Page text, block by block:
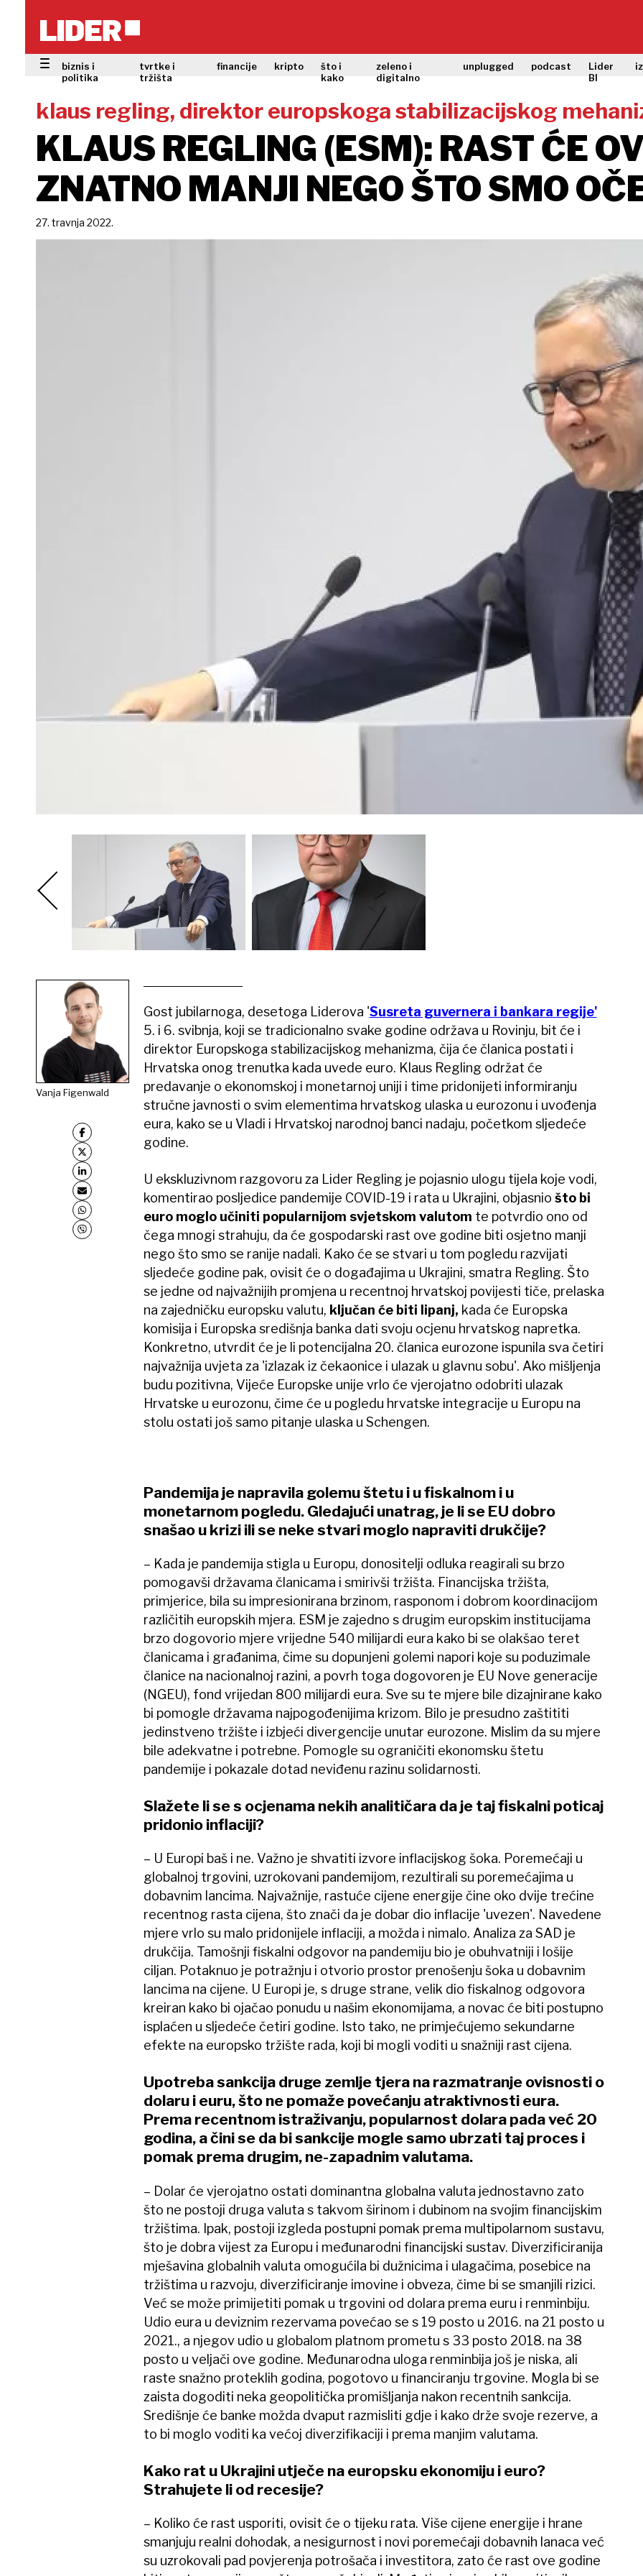
biznis i
politika
tvrtke i
tržišta
financije kripto
što i
kako
zeleno i
digitalno
unplugged podcast
Lider
BI
klaus regling, direktor europskoga stabilizacijskog
KLAUS REGLING (ESM): RAST ĆE
ZNATNO MANJI NEGO ŠTO SMO
27. travnja 2022.
Vanja Figenwald
Gost jubilarnoga, desetoga Liderova 'Susreta guvernera i bankara regije'
5. i 6. svibnja, koji se tradicionalno svake godine održava u Rovinju, bit će i
direktor Europskoga stabilizacijskog mehanizma, čija će članica postati i
Hrvatska onog trenutka kada uvede euro. Klaus Regling održat će
predavanje o ekonomskoj i monetarnoj uniji i time pridonijeti informiranju
stručne javnosti o svim elementima hrvatskog ulaska u eurozonu i uvođenja
eura, kako se u Vladi i Hrvatskoj narodnoj banci nadaju, početkom sljedeće
godine.
U ekskluzivnom razgovoru za Lider Regling je pojasnio ulogu tijela koje vodi,
komentirao posljedice pandemije COVID-19 i rata u Ukrajini, objasnio što bi
euro moglo učiniti popularnijom svjetskom valutom te potvrdio ono od
čega mnogi strahuju, da će gospodarski rast ove godine biti osjetno manji
nego što smo se ranije nadali. Kako će se stvari u tom pogledu razvijati
sljedeće godine pak, ovisit će o događajima u Ukrajini, smatra Regling. Što
se jedne od najvažnijih promjena u recentnoj hrvatskoj povijesti tiče, prelaska
na zajedničku europsku valutu, ključan će biti lipanj, kada će Europska
komisija i Europska središnja banka dati svoju ocjenu hrvatskog napretka.
Konkretno, utvrdit će je li potencijalna 20. članica eurozone ispunila sva četiri
najvažnija uvjeta za 'izlazak iz čekaonice i ulazak u glavnu sobu'. Ako mišljenja
budu pozitivna, Vijeće Europske unije vrlo će vjerojatno odobriti ulazak
Hrvatske u eurozonu, čime će u pogledu hrvatske integracije u Europu na
stolu ostati još samo pitanje ulaska u Schengen.
Pandemija je napravila golemu štetu i u fiskalnom i u
monetarnom pogledu. Gledajući unatrag, je li se EU dobro
snašao u krizi ili se neke stvari moglo napraviti drukčije?
– Kada je pandemija stigla u Europu, donositelji odluka reagirali su brzo
pomogavši državama članicama i smirivši tržišta. Financijska tržišta,
primjerice, bila su impresionirana brzinom, rasponom i dobrom koordinacijom
različitih europskih mjera. ESM je zajedno s drugim europskim institucijama
brzo dogovorio mjere vrijedne 540 milijardi eura kako bi se olakšao teret
članicama i građanima, čime su dopunjeni golemi napori koje su poduzimale
članice na nacionalnoj razini, a povrh toga dogovoren je EU Nove generacije
(NGEU), fond vrijedan 800 milijardi eura. Sve su te mjere bile dizajnirane kako
bi pomogle državama najpogođenijima krizom. Bilo je presudno zaštititi
jedinstveno tržište i izbjeći divergencije unutar eurozone. Mislim da su mjere
bile adekvatne i potrebne. Pomogle su ograničiti ekonomsku štetu
pandemije i pokazale dotad neviđenu razinu solidarnosti.
Slažete li se s ocjenama nekih analitičara da je taj fiskalni poticaj
pridonio inflaciji?
– U Europi baš i ne. Važno je shvatiti izvore inflacijskog šoka. Poremećaji u
globalnoj trgovini, uzrokovani pandemijom, rezultirali su poremećajima u
dobavnim lancima. Najvažnije, rastuće cijene energije čine oko dvije trećine
recentnog rasta cijena, što znači da je dobar dio inflacije 'uvezen'. Navedene
mjere vrlo su malo pridonijele inflaciji, a možda i nimalo. Analiza za SAD je
drukčija. Tamošnji fiskalni odgovor na pandemiju bio je obuhvatniji i lošije
ciljan. Potaknuo je potražnju i otvorio prostor prenošenju šoka u dobavnim
lancima na cijene. U Europi je, s druge strane, velik dio fiskalnog odgovora
kreiran kako bi ojačao ponudu u našim ekonomijama, a novac će biti postupno
isplaćen u sljedeće četiri godine. Isto tako, ne primjećujemo sekundarne
efekte na europsko tržište rada, koji bi mogli voditi u snažniji rast cijena.
Upotreba sankcija druge zemlje tjera na razmatranje ovisnosti o
dolaru i euru, što ne pomaže povećanju atraktivnosti eura.
Prema recentnom istraživanju, popularnost dolara pada već 20
godina, a čini se da bi sankcije mogle samo ubrzati taj proces i
pomak prema drugim, ne-zapadnim valutama.
– Dolar će vjerojatno ostati dominantna globalna valuta jednostavno zato
što ne postoji druga valuta s takvom širinom i dubinom na svojim financijskim
tržištima. Ipak, postoji izgleda postupni pomak prema multipolarnom sustavu,
što je dobra vijest za Europu i međunarodni financijski sustav. Diverzificiranija
mješavina globalnih valuta omogućila bi dužnicima i ulagačima, posebice na
tržištima u razvoju, diverzificiranje imovine i obveza, čime bi se smanjili rizici.
Već se može primijetiti pomak u trgovini od dolara prema euru i renminbiju.
Udio eura u deviznim rezervama povećao se s 19 posto u 2016. na 21 posto u
2021., a njegov udio u globalom platnom prometu s 33 posto 2018. na 38
posto u veljači ove godine. Međunarodna uloga renminbija još je niska, ali
raste snažno proteklih godina, pogotovo u financiranju trgovine. Mogla bi se
zaista dogoditi neka geopolitička promišljanja nakon recentnih sankcija.
Središnje će banke možda dvaput razmisliti gdje i kako drže svoje rezerve, a
to bi moglo voditi ka većoj diverzifikaciji i prema manjim valutama.
Kako rat u Ukrajini utječe na europsku ekonomiju i euro?
Strahujete li od recesije?
– Koliko će rast usporiti, ovisit će o tijeku rata. Više cijene energije i hrane
smanjuju realni dohodak, a nesigurnost i novi poremećaji dobavnih lanaca već
su uzrokovali pad povjerenja potrošača i investitora, zato će rast ove godine